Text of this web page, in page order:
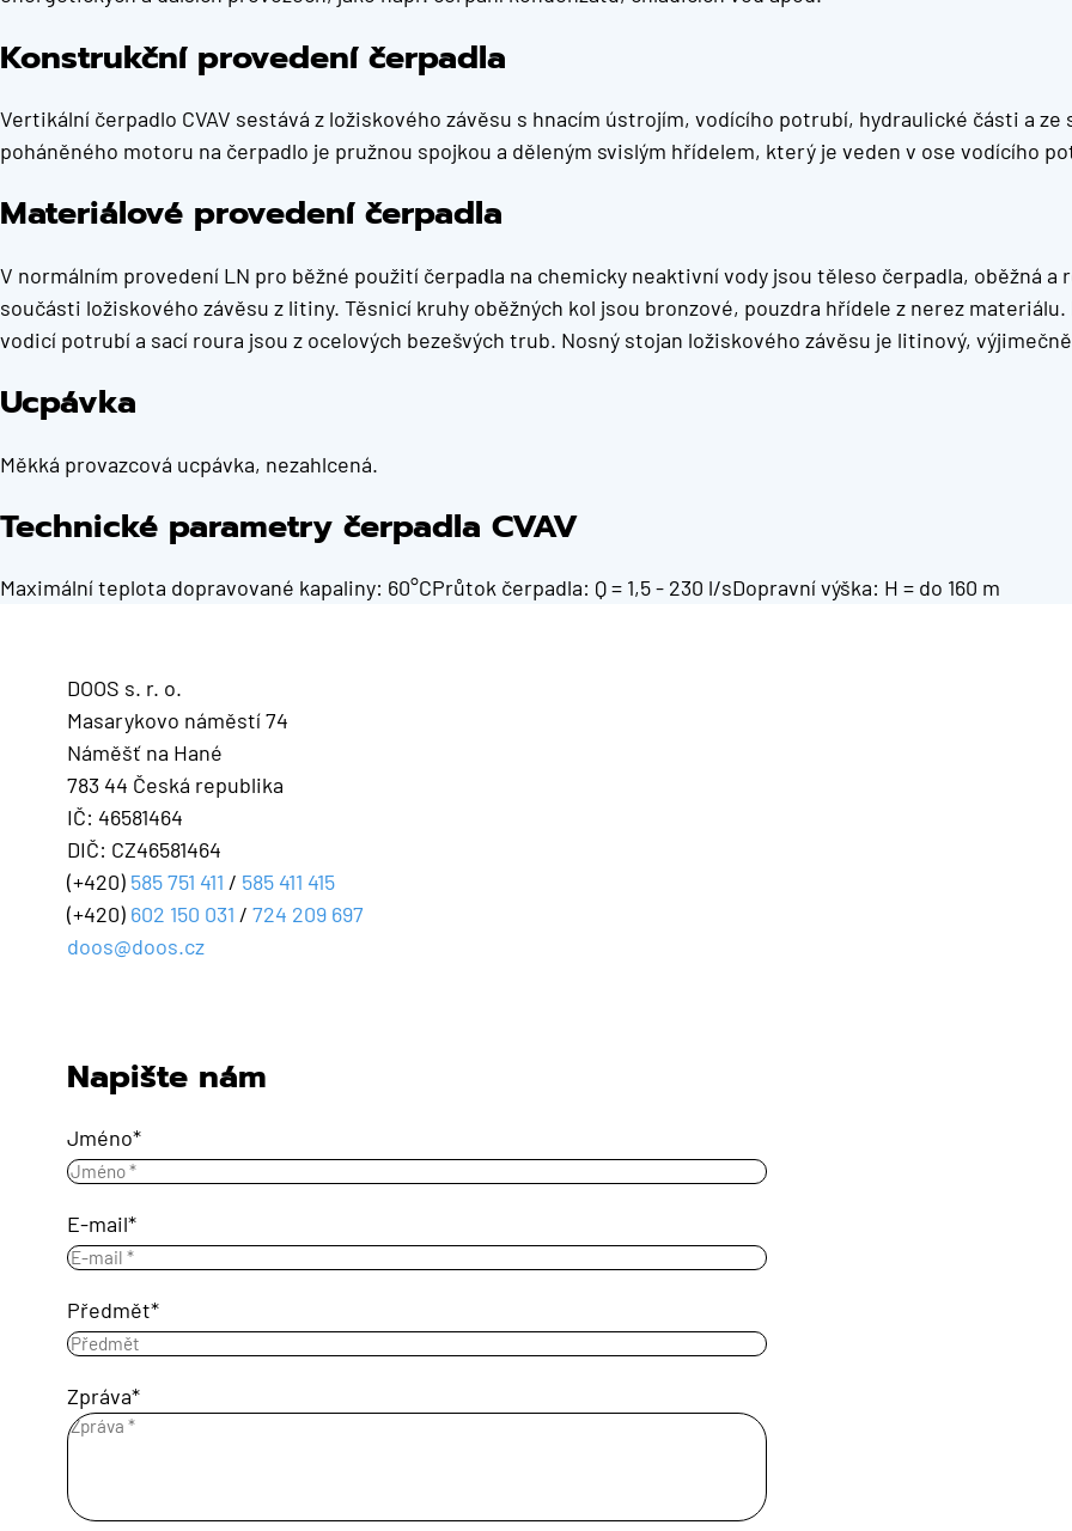
Konstrukční provedení čerpadla
Vertikální čerpadlo CVAV sestává z ložiskového závěsu s hnacím ústrojím, vodícího potrubí, hydraulické části a
poháněného motoru na čerpadlo je pružnou spojkou a děleným svislým hřídelem, který je veden v ose vodícího
Materiálové provedení čerpadla
V normálním provedení LN pro běžné použití čerpadla na chemicky neaktivní vody jsou těleso čerpadla, oběžná
součásti ložiskového závěsu z litiny. Těsnicí kruhy oběžných kol jsou bronzové, pouzdra hřídele z nerez
vodicí potrubí a sací roura jsou z ocelových bezešvých trub. Nosný stojan ložiskového závěsu je litinový,
Ucpávka
Měkká provazcová ucpávka, nezahlcená.
Technické parametry čerpadla CVAV
Maximální teplota dopravované kapaliny: 60°CPrůtok čerpadla: Q = 1,5 - 230 l/sDopravní výška: H = do 160 m
DOOS s. r. o.
Masarykovo náměstí 74
Náměšť na Hané
783 44 Česká republika
IČ: 46581464
DIČ: CZ46581464
(+420) 585 751 411 / 585 411 415
(+420) 602 150 031 /724 209 697
doos@doos.cz
Napište nám
Jméno
E-mail
Předmět
Zpráva